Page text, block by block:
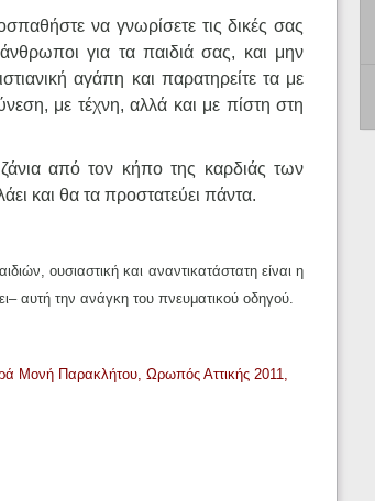
να γνωρίσετε τις δικές σας
για τα παιδιά σας, και μην
αγάπη και παρατηρείτε τα με
με τέχνη, αλλά και με πίστη στη
από τον κήπο της καρδιάς των
και θα τα προστατεύει πάντα.
ουσιαστική και αναντικατάστατη είναι η
αυτή την ανάγκη του πνευματικού οδηγού.
Μονή Παρακλήτου, Ωρωπός Αττικής 2011,